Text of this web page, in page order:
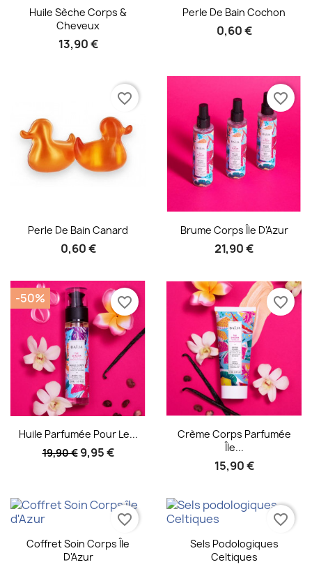
Aperçu rapide
Huile Sèche Corps &
Cheveux
13,90 €
Aperçu rapide
Perle De Bain Cochon
0,60 €
Aperçu rapide
Perle De Bain Canard
0,60 €
favorite_border
Aperçu rapide
Brume Corps Île D'Azur
21,90 €
favorite_border
Aperçu rapide
Huile Parfumée Pour Le...
19,90 € 9,95 €
-50% favorite_border
Aperçu rapide
Crème Corps Parfumée
Île...
15,90 €
favorite_border
Aperçu rapide
Coffret Soin Corps Île
D'Azur
favorite_border
Aperçu rapide
Sels Podologiques
Celtiques
favorite_border